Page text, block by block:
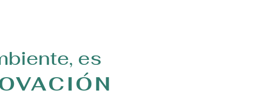
es